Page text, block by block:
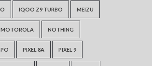
IQOO Z9 TURBO MEIZU
MOTOROLA NOTHING
PIXEL 8A PIXEL 9